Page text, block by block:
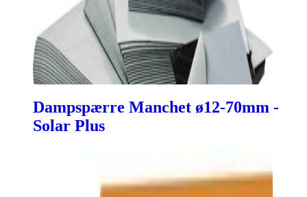
Dampspærre Manchet ø12-70mm -
Solar Plus